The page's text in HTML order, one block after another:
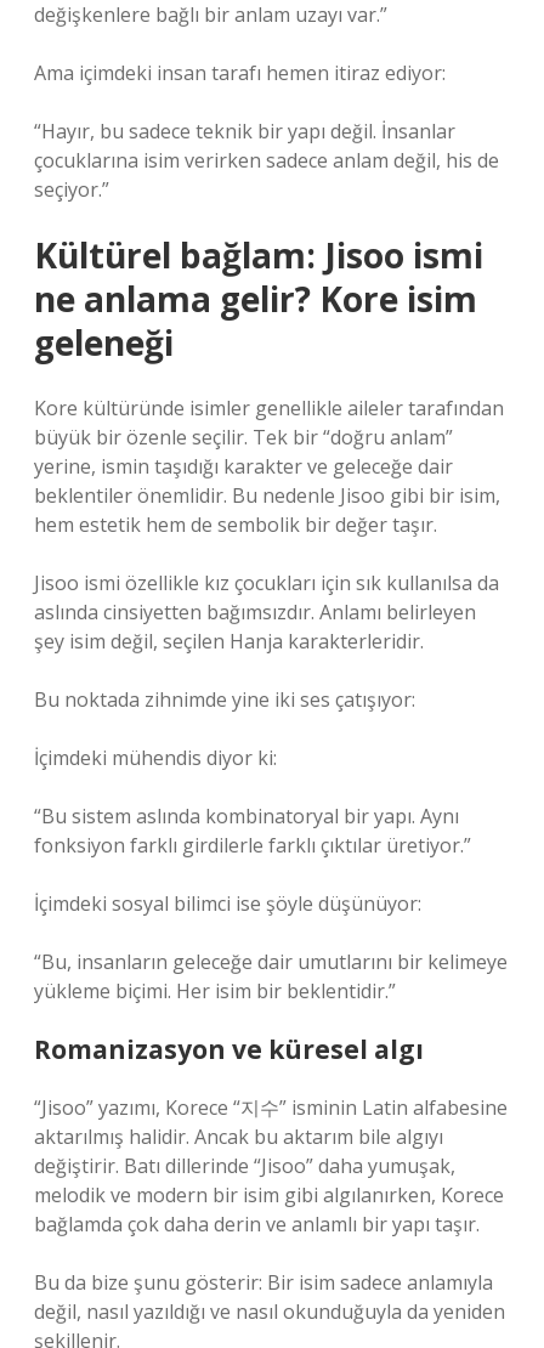
değişkenlere bağlı bir anlam uzayı var.”
Ama içimdeki insan tarafı hemen itiraz ediyor:
“Hayır, bu sadece teknik bir yapı değil. İnsanlar
çocuklarına isim verirken sadece anlam değil, his de
seçiyor.”
Kültürel bağlam: Jisoo ismi
ne anlama gelir? Kore isim
geleneği
Kore kültüründe isimler genellikle aileler tarafından
büyük bir özenle seçilir. Tek bir “doğru anlam”
yerine, ismin taşıdığı karakter ve geleceğe dair
beklentiler önemlidir. Bu nedenle Jisoo gibi bir isim,
hem estetik hem de sembolik bir değer taşır.
Jisoo ismi özellikle kız çocukları için sık kullanılsa da
aslında cinsiyetten bağımsızdır. Anlamı belirleyen
şey isim değil, seçilen Hanja karakterleridir.
Bu noktada zihnimde yine iki ses çatışıyor:
İçimdeki mühendis diyor ki:
“Bu sistem aslında kombinatoryal bir yapı. Aynı
fonksiyon farklı girdilerle farklı çıktılar üretiyor.”
İçimdeki sosyal bilimci ise şöyle düşünüyor:
“Bu, insanların geleceğe dair umutlarını bir kelimeye
yükleme biçimi. Her isim bir beklentidir.”
Romanizasyon ve küresel algı
“Jisoo” yazımı, Korece “지수” isminin Latin alfabesine
aktarılmış halidir. Ancak bu aktarım bile algıyı
değiştirir. Batı dillerinde “Jisoo” daha yumuşak,
melodik ve modern bir isim gibi algılanırken, Korece
bağlamda çok daha derin ve anlamlı bir yapı taşır.
Bu da bize şunu gösterir: Bir isim sadece anlamıyla
değil, nasıl yazıldığı ve nasıl okunduğuyla da yeniden
şekillenir.